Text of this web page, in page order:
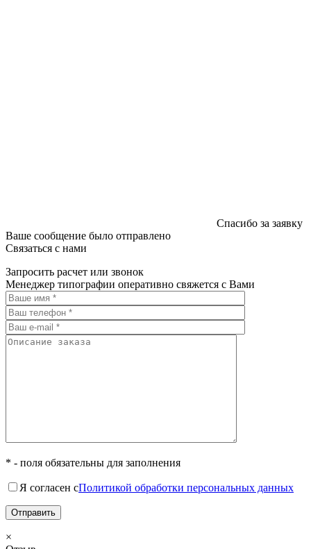
Спасибо за заявку
Ваше сообщение было отправлено
Связаться с нами
Запросить расчет или звонок
Менеджер типографии оперативно свяжется с Вами
* - поля обязательны для заполнения
Я согласен сПолитикой обработки персональных данных
×